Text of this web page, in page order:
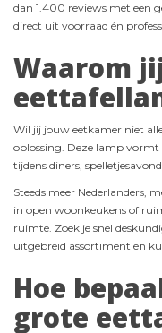
dan 1.400 reviews met een
direct uit voorraad én
Waarom
Wil jij jouw eetkamer niet
oplossing. Deze lamp
tijdens diners,
Steeds meer Nederlanders,
in open woonkeukens of
ruimte. Zoek je snel
uitgebreid assortiment en
Hoe
grote